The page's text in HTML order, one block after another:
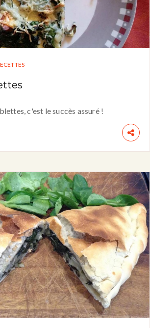
c'est le succès assuré !